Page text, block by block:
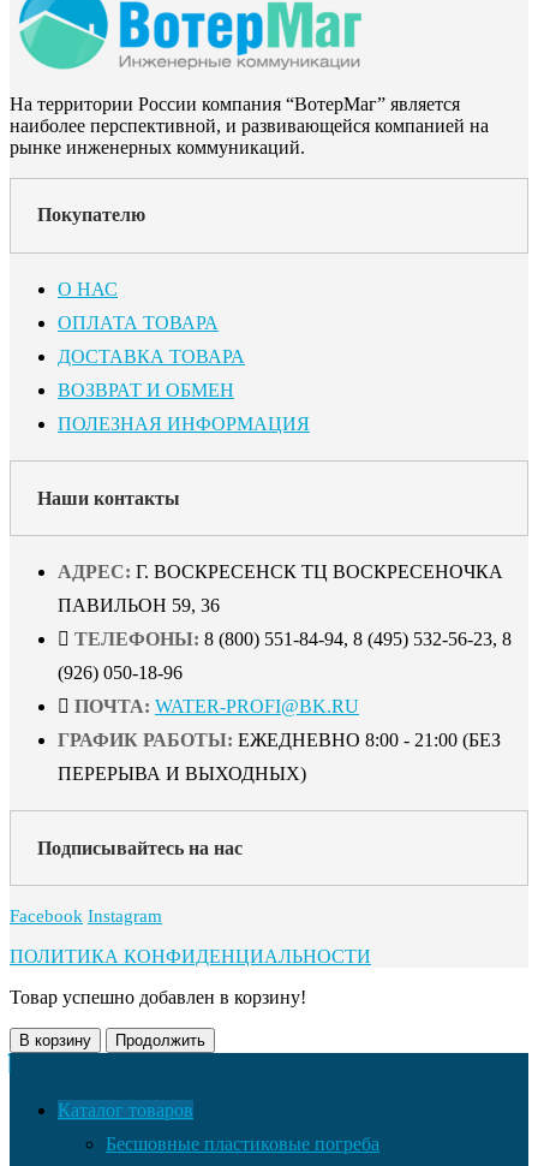
На территории России компания “ВотерМаг” является
наиболее перспективной, и развивающейся компанией на
рынке инженерных коммуникаций.
Покупателю
О НАС
ОПЛАТА ТОВАРА
ДОСТАВКА ТОВАРА
ВОЗВРАТ И ОБМЕН
ПОЛЕЗНАЯ ИНФОРМАЦИЯ
Наши контакты
АДРЕС: Г. ВОСКРЕСЕНСК ТЦ ВОСКРЕСЕНОЧКА
ПАВИЛЬОН 59, 36
ТЕЛЕФОНЫ: 8 (800) 551-84-94, 8 (495) 532-56-23, 8
(926) 050-18-96
ПОЧТА: WATER-PROFI@BK.RU
ГРАФИК РАБОТЫ: ЕЖЕДНЕВНО 8:00 - 21:00 (БЕЗ
ПЕРЕРЫВА И ВЫХОДНЫХ)
Подписывайтесь на нас
Facebook Instagram
ПОЛИТИКА КОНФИДЕНЦИАЛЬНОСТИ
Товар успешно добавлен в корзину!
В корзину Продолжить
Каталог товаров
Бесшовные пластиковые погреба